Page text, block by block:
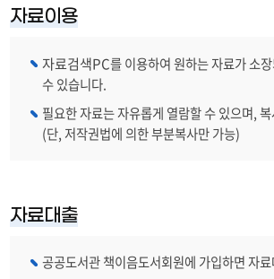
자료이용
자료검색PC를 이용하여 원하는 자료가 소
수 있습니다.
필요한 자료는 자유롭게 열람할 수 있으며,
(단, 저작권법에 의한 부분복사만 가능)
자료대출
공공도서관 책이음도서회원에 가입하면 자